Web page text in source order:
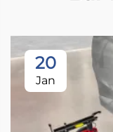
20
Jan